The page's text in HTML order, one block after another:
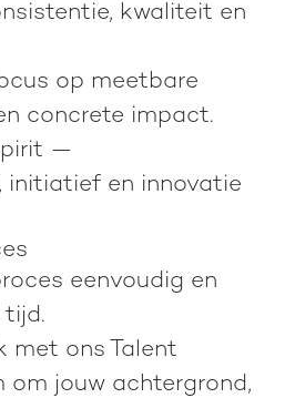
kwaliteit en
op meetbare
concrete impact.
—
initiatief en innovatie
eenvoudig en
tijd.
met ons Talent
jouw achtergrond,